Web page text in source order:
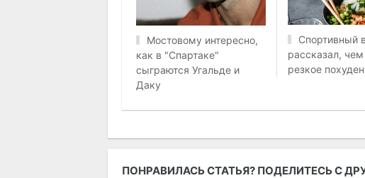
Мостовому интересно,
как в "Спартаке"
сыграются Угальде и
Даку
Спортивный
рассказал,
резкое
ПОНРАВИЛАСЬ СТАТЬЯ? ПОДЕЛИТЕСЬ С